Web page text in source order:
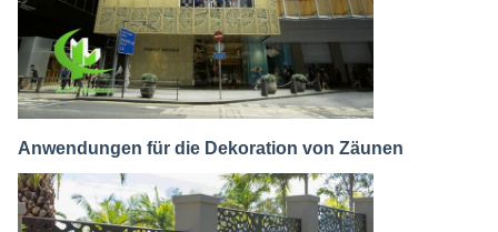
Anwendungen für die Dekoration von Zäunen